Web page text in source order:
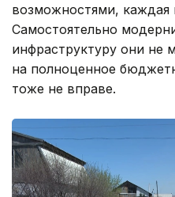
возможностями, каждая
Самостоятельно
инфраструктуру они не
на полноценное
тоже не вправе.